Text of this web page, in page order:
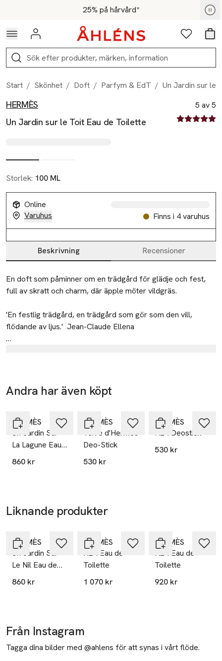
Hoppa till navigationsmenyn25% på hårvård*
För medlemmar - Shoppa nu
Logga in Favoriter
Sök
Start / Skönhet / Doft / Parfym & EdT / Un Jardin sur le
Produktbilder
Hoppa över bildspelet
HERMÈS
Un Jardin sur le Toit Eau de Toilette
5 av 5
5 av fem
Storlek: 100 ML
Online
Varuhus
Finns i 4 varuhus
Produktinformation
Beskrivning Recensioner
Beskrivning
En doft som påminner om en trädgård för glädje och fest,
full av skratt och charm, där äpple möter vildgräs.
'En festlig trädgård, en trädgård som gör som den vill,
flödande av ljus.'  Jean-Claude Ellena
av huset Hermès vid 24, faubourg Saint-Honoré. Ett
äppelträd, ett päronträd, doften av vildgräs och ett
och glädje, lockande och full av skratt.
23
rue Boissy d’Anglas
France
E-post
anna-lena.sich@hermes.com
Mobilnummer
Andra har även köpt
HERMÈS
Un Jardin Sur
La Lagune Eau
de Toilette
860 kr
HERMÈS
Terre d'Hermès
Deo-Stick
530 kr
HERMÈS
H24 Deostick
530 kr
Liknande produkter
HERMÈS
Un Jardin Sur
Le Nil Eau de
Toilette
860 kr
HERMÈS
H24 Eau de
Toilette
1 070 kr
HERMÈS
H24 Eau de
Toilette
920 kr
Från Instagram
Tagga dina bilder med @ahlens för att synas i vårt flöde.